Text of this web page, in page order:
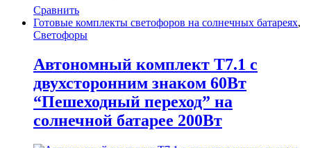
Сравнить
Готовые комплекты светофоров на солнечных батареях,
Светофоры
Автономный комплект Т7.1 с
двухсторонним знаком 60Вт
“Пешеходный переход” на
солнечной батарее 200Вт